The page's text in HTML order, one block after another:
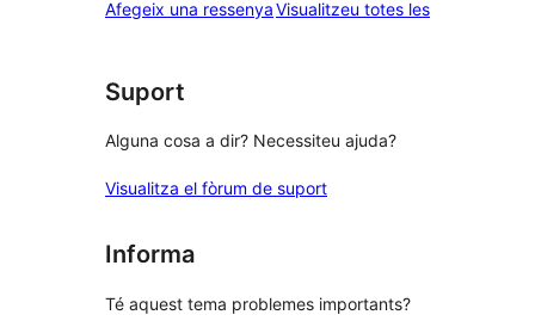
Afegeix una ressenyaVisualitzeu totes lesressenyes
Suport
Alguna cosa a dir? Necessiteu ajuda?
Visualitza el fòrum de suport
Informa
Té aquest tema problemes importants?